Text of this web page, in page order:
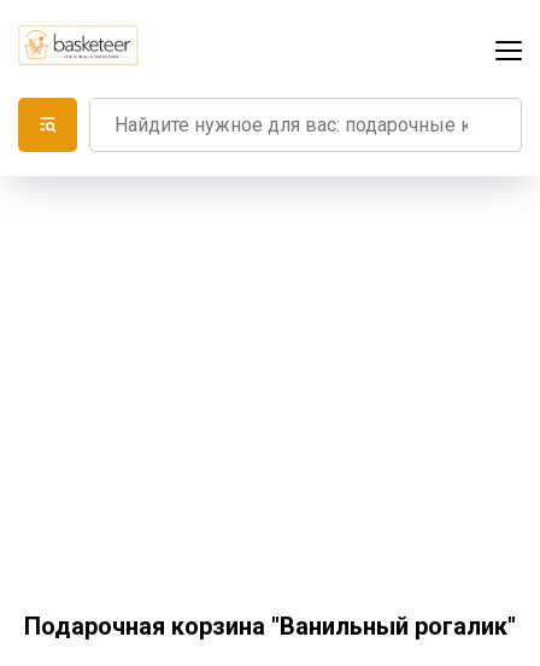
Подарочная корзина "Ванильный рогалик"